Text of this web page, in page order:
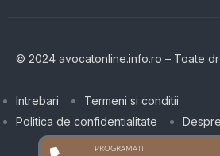
© 2024 avocatonline.info.ro – Toate
Intrebari
Termeni si conditii
Politica de confidentialitate
PROGRAMATI